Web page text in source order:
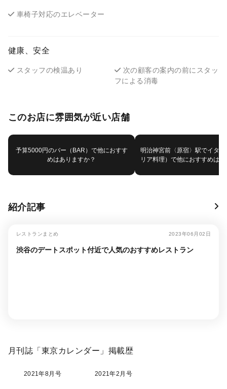
車椅子対応のエレベーター
健康、安全
スタッフの検温あり
次の顧客の案内の前にスタッ
フによる消毒
このお店に雰囲気が近い店舗
予算5000円のバー（BAR）で他におすす
めはありますか？
明治神宮前〈原宿〉駅でイタ
リア料理）で他におすすめは
紹介記事
レストランまとめ 2023年06月02日
渋谷のデートスポット付近で人気のおすすめレストラン
月刊誌「東京カレンダー」掲載歴
2021年8月号 2021年2月号